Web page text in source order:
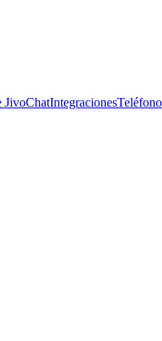
JivoChatIntegraciones